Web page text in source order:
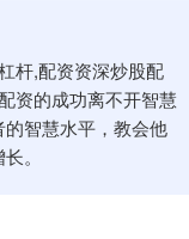
杆,配资资深炒股配
资的成功离不开智慧
智慧水平，教会他
。